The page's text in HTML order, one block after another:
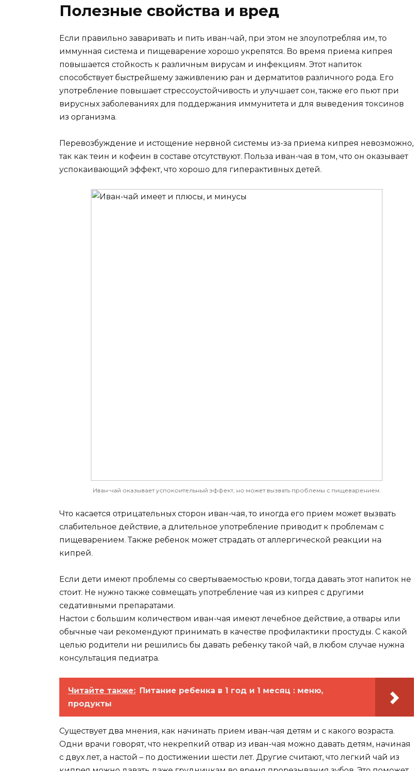
Полезные свойства и вред
Если правильно заваривать и пить иван-чай, при этом не злоупотребляя им, то
иммунная система и пищеварение хорошо укрепятся. Во время приема кипрея
повышается стойкость к различным вирусам и инфекциям. Этот напиток
способствует быстрейшему заживлению ран и дерматитов различного рода. Его
употребление повышает стрессоустойчивость и улучшает сон, также его пьют при
вирусных заболеваниях для поддержания иммунитета и для выведения токсинов
из организма.
Перевозбуждение и истощение нервной системы из-за приема кипрея невозможно,
так как теин и кофеин в составе отсутствуют. Польза иван-чая в том, что он оказывает
успокаивающий эффект, что хорошо для гиперактивных детей.
Иван-чай оказывает успокоительный эффект, но может вызвать проблемы с пищеварением.
Что касается отрицательных сторон иван-чая, то иногда его прием может вызвать
слабительное действие, а длительное употребление приводит к проблемам с
пищеварением. Также ребенок может страдать от аллергической реакции на
кипрей.
Если дети имеют проблемы со свертываемостью крови, тогда давать этот напиток не
стоит. Не нужно также совмещать употребление чая из кипрея с другими
седативными препаратами.
Настои с большим количеством иван-чая имеют лечебное действие, а отвары или
обычные чаи рекомендуют принимать в качестве профилактики простуды. С какой
целью родители ни решились бы давать ребенку такой чай, в любом случае нужна
консультация педиатра.
Читайте также: Питание ребенка в 1 год и 1 месяц : меню,
продукты
Существует два мнения, как начинать прием иван-чая детям и с какого возраста.
Одни врачи говорят, что некрепкий отвар из иван-чая можно давать детям, начиная
с двух лет, а настой – по достижении шести лет. Другие считают, что легкий чай из